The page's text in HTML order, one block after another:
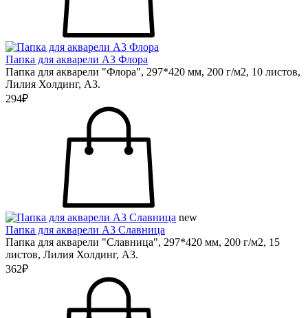
Папка для акварели А3 Флора
Папка для акварели "Флора", 297*420 мм, 200 г/м2, 10 листов,
Лилия Холдинг, А3.
294₽
new
Папка для акварели А3 Славница
Папка для акварели "Славница", 297*420 мм, 200 г/м2, 15
листов, Лилия Холдинг, А3.
362₽